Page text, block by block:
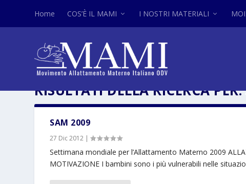
Home COS’È IL MAMI I NOSTRI MATERIALI
RISULTATI DELLA RICERCA
SAM 2009
27 Dic 2012 |
Settimana mondiale per l’Allattamento Materno 2009
MOTIVAZIONE I bambini sono i più vulnerabili nelle